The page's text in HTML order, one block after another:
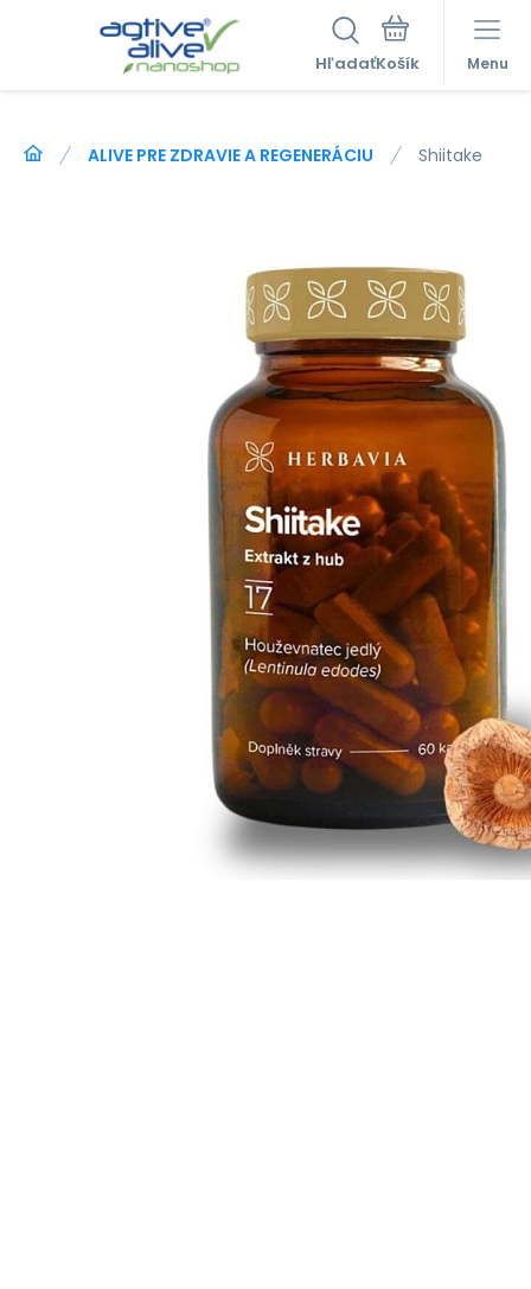
Hľadať Menu
ALIVE PRE ZDRAVIE A REGENERÁCIU Shiitake